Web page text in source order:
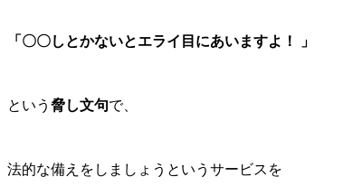
「〇〇しとかないとエライ目にあいますよ！ 」
という 脅し文句で、
法的な備えをしましょうというサービスを